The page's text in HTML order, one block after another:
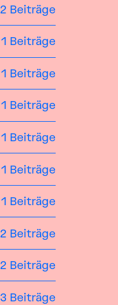
2 Beiträge
1 Beiträge
1 Beiträge
1 Beiträge
1 Beiträge
1 Beiträge
1 Beiträge
2 Beiträge
2 Beiträge
3 Beiträge